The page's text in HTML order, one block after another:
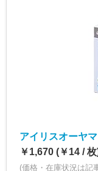
アイリスオーヤ
￥1,670 (￥14 /
(価格・在庫状況は記